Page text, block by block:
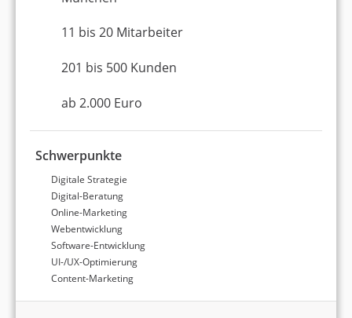
Werbung / Full Service
W&V Top der Woche
Über den Autor
11 bis 20 Mitarbeiter
201 bis 500 Kunden
ab 2.000 Euro
Schwerpunkte
Digitale Strategie
Digital-Beratung
Online-Marketing
Webentwicklung
Software-Entwicklung
UI-/UX-Optimierung
Content-Marketing